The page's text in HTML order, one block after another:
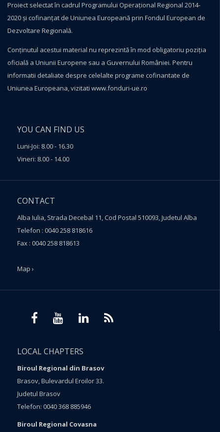
Proiect selectat în cadrul Programului Operațional Regional 2014-
2020 și cofinanțat de Uniunea Europeană prin Fondul European de
Dezvoltare Regională.
Conţinutul acestui material nu reprezintă în mod obligatoriu poziţia
oficială a Uniunii Europene sau a Guvernului României. Pentru
informatii detaliate despre celelalte programe cofinantate de
Uniunea Europeana, vizitati www.fonduri-ue.ro
YOU CAN FIND US
Luni-Joi: 8.00 - 16.30
Vineri: 8.00 - 14.00
CONTACT
Alba Iulia, Strada Decebal 11, Cod Postal 510093, Judetul Alba
Telefon : 0040 258 818616
Fax : 0040 258 818613
Map ›
LOCAL CHAPTERS
Biroul Regional din Brasov
Brasov, Bulevardul Eroilor 33.
Judetul Brasov
Telefon: 0040 368 885946
Biroul Regional Covasna